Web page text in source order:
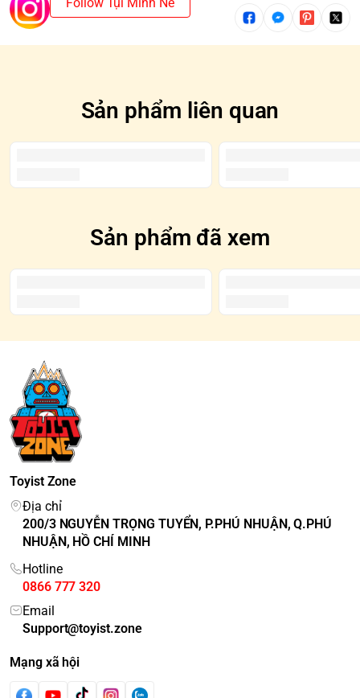
Sản phẩm liên quan
Sản phẩm đã xem
Toyist Zone
Địa chỉ
200/3 NGUYỄN TRỌNG TUYỂN, P.PHÚ NHUẬN, Q.PHÚ
NHUẬN, HỒ CHÍ MINH
Hotline
0866 777 320
Email
Support@toyist.zone
Mạng xã hội